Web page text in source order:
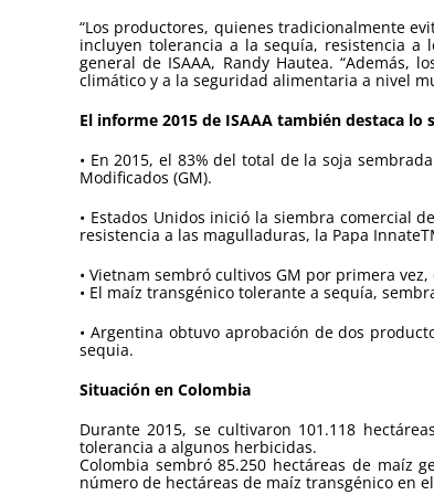
“Los productores, quienes tradicionalmente
incluyen tolerancia a la sequía, resistencia a
general de ISAAA, Randy Hautea.
climático y a la seguridad alimentaria a nivel
El informe 2015 de ISAAA también destaca lo
• En 2015, el 83% del total de la soja
Modificados (GM).
• Estados Unidos inició la siembra comercial
resistencia a las magulladuras, la Papa
• Vietnam sembró cultivos GM por primera
• El maíz transgénico tolerante a sequía,
• Argentina obtuvo aprobación de dos
sequia.
Situación en Colombia
Durante 2015, se cultivaron 101.118
tolerancia a algunos herbicidas.
Colombia sembró 85.250 hectáreas de maíz
número de hectáreas de maíz transgénico en